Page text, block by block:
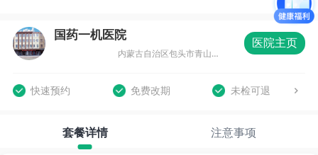
国药一机医院
内蒙古自治区包头市青山区自由路与青山路丁字路口(一机医院斜对面)
医院主页
快速预约 免费改期 未检可退
套餐详情 注意事项